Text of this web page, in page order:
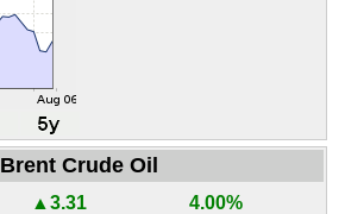
Brent Crude Oil
▲3.31 4.00%